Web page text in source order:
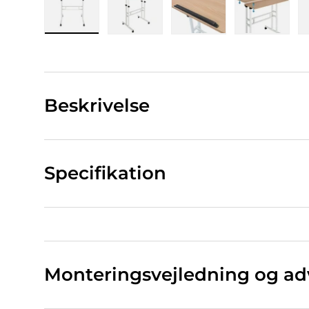
Beskrivelse
Specifikation
Monteringsvejledning og